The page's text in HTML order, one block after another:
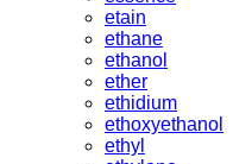
etain
ethane
ethanol
ether
ethidium
ethoxyethanol
ethyl